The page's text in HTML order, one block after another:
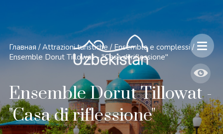
Главная / Attrazioni turistiche / Ensemble e complessi /
Ensemble Dorut Tillowat - "Casa di riflessione"
Ensemble Dorut Tillowat -
"Casa di riflessione"